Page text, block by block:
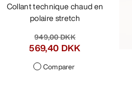
Collant technique chaud en
polaire stretch
949,00 DKK
569,40 DKK
Comparer